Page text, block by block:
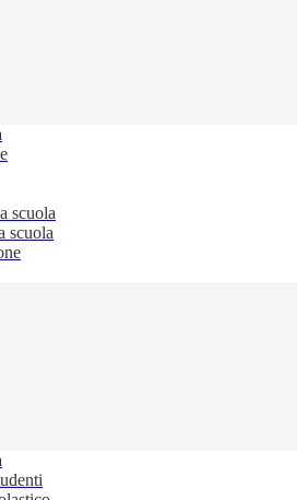
scuola
scuola